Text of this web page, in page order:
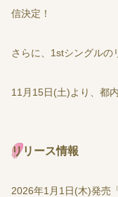
信決定！
さらに、1stシングルの
11月15日(土)より、都
リリース情報
2026年1月1日(木)発売